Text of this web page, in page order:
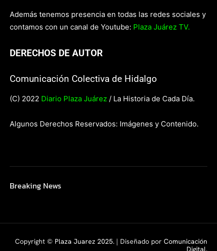
Además tenemos presencia en todas las redes sociales y
contamos con un canal de Youtube: Plaza Juárez TV.
DERECHOS DE AUTOR
Comunicación Colectiva de Hidalgo
(C) 2022 Diario Plaza Juárez / La Historia de Cada Día.
Algunos Derechos Reservados: Imágenes y Contenido.
Breaking News
Copyright © Plaza Juarez 2025. | Diseñado por Comunicación
Digital.